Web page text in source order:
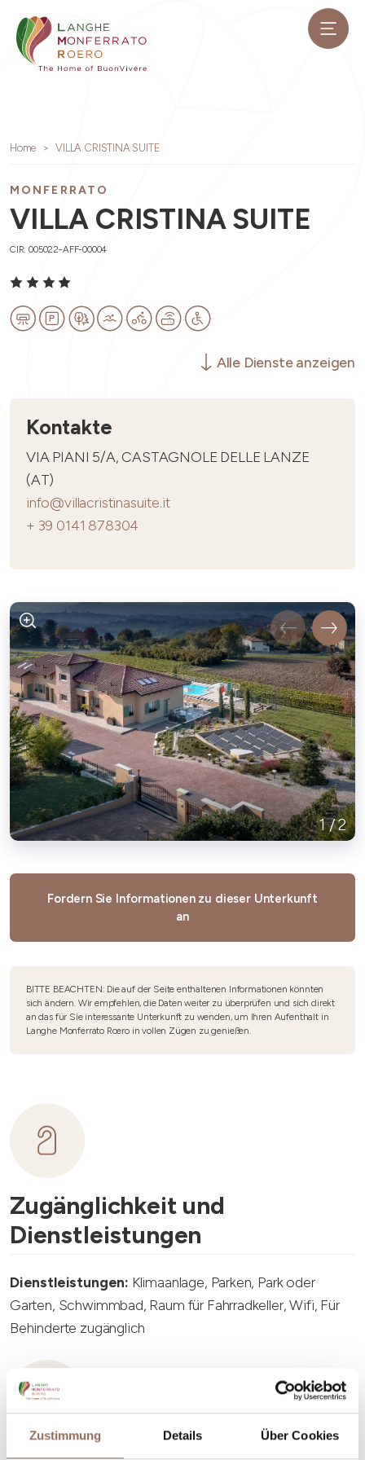
Zustimmung Details Über Cookies
Home VILLA CRISTINA SUITE
MONFERRATO
VILLA CRISTINA SUITE
CIR: 005022-AFF-00004
Alle Dienste anzeigen
Kontakte
VIA PIANI 5/A, CASTAGNOLE DELLE LANZE
(AT)
info@villacristinasuite.it
+ 39 0141 878304
1/2
Fordern Sie Informationen zu dieser Unterkunft
an
BITTE BEACHTEN: Die auf der Seite enthaltenen Informationen könnten
sich ändern. Wir empfehlen, die Daten weiter zu überprüfen und sich direkt
an das für Sie interessante Unterkunft zu wenden, um Ihren Aufenthalt in
Langhe Monferrato Roero in vollen Zügen zu genießen.
Zugänglichkeit und
Dienstleistungen
Dienstleistungen: Klimaanlage, Parken, Park oder
Garten, Schwimmbad, Raum für Fahrradkeller, Wifi, Für
Behinderte zugänglich